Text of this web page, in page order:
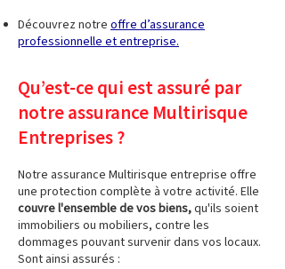
Découvrez notre offre d’assurance
professionnelle et entreprise.
Qu’est-ce qui est assuré par
notre assurance Multirisque
Entreprises ?
Notre assurance Multirisque entreprise offre
une protection complète à votre activité. Elle
couvre l'ensemble de vos biens,qu'ils soient
immobiliers ou mobiliers, contre les
dommages pouvant survenir dans vos locaux.
Sont ainsi assurés :